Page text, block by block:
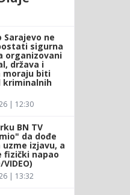
Sarajevo ne
sigurna
organizovani
država i
moraju biti
kriminalnih
| 12:30
BN TV
da dođe
uzme izjavu, a
fizički napao
VIDEO)
| 13:32